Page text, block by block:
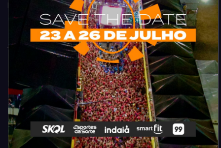
Fortaleza. Dicas, promoções, coberturas exclusivas e muito mais.
Categorias
Camarote Vip Junino
Cidade
Marketing E Negócios
Música